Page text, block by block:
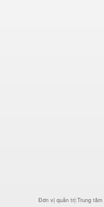
Đơn vị quản trị:Trung